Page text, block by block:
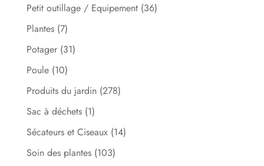
Petit outillage / Equipement (36)
Plantes (7)
Potager (31)
Poule (10)
Produits du jardin (278)
Sac à déchets (1)
Sécateurs et Ciseaux (14)
Soin des plantes (103)